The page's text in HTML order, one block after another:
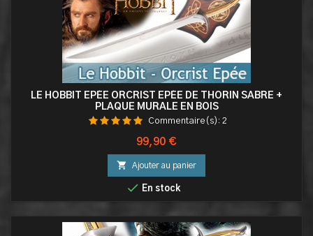
LE HOBBIT EPÉE ORCRIST EPÉE DE THORIN SABRE +
PLAQUE MURALE EN BOIS
Commentaire(s): 2
Prix
99,90 €
 Ajouter au panier
 En stock